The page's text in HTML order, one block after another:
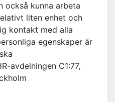
också kunna arbeta
liten enhet och
kontakt med alla
egenskaper är
avdelningen C1:77,